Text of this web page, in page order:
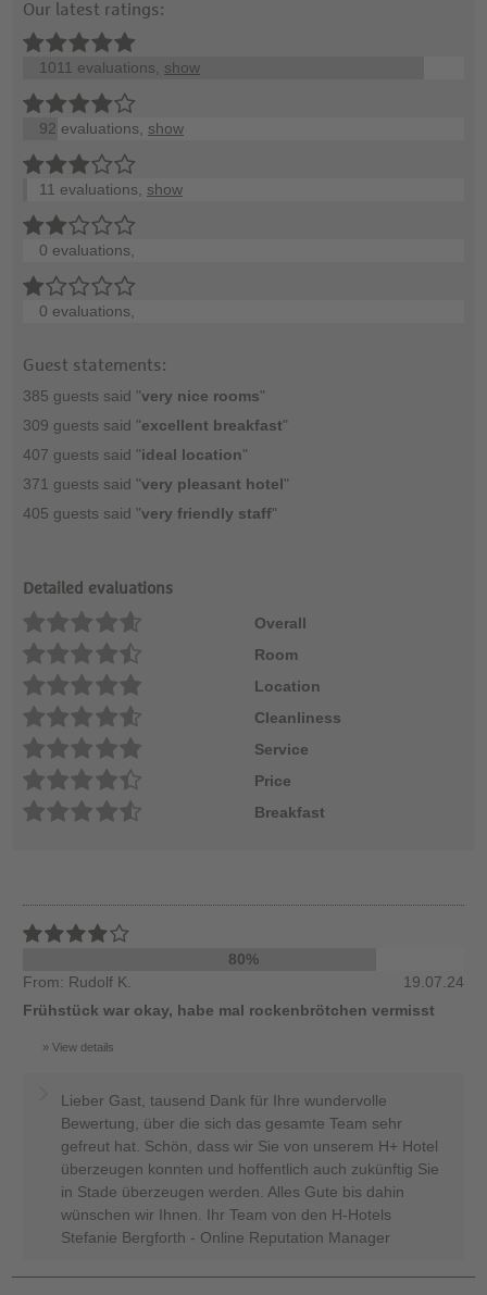
Our latest ratings:
1011 evaluations, show
92 evaluations, show
11 evaluations, show
0 evaluations,
0 evaluations,
Guest statements:
385 guests said "very nice rooms"
309 guests said "excellent breakfast"
407 guests said "ideal location"
371 guests said "very pleasant hotel"
405 guests said "very friendly staff"
Detailed evaluations
Overall
Room
Location
Cleanliness
Service
Price
Breakfast
80%
From: Rudolf K.
19.07.24
Frühstück war okay, habe mal rockenbrötchen vermisst
View details
Lieber Gast, tausend Dank für Ihre wundervolle
Bewertung, über die sich das gesamte Team sehr
gefreut hat. Schön, dass wir Sie von unserem H+ Hotel
überzeugen konnten und hoffentlich auch zukünftig Sie
in Stade überzeugen werden. Alles Gute bis dahin
wünschen wir Ihnen. Ihr Team von den H-Hotels
Stefanie Bergforth - Online Reputation Manager